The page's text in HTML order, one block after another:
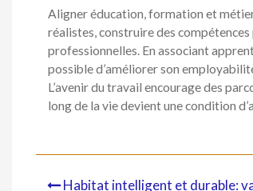
Aligner éducation, formation et
réalistes, construire des
professionnelles. En associant
possible d’améliorer son
L’avenir du travail encourage des
long de la vie devient une condition
Habitat intelligent et durable: